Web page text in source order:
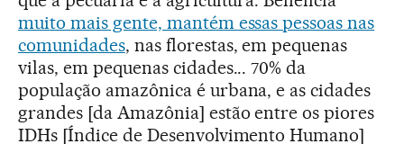
muito mais gente, mantém essas pessoas nas
comunidades, nas florestas, em pequenas
vilas, em pequenas cidades... 70% da
população amazônica é urbana, e as cidades
grandes [da Amazônia] estão entre os piores
IDHs [Índice de Desenvolvimento Humano]